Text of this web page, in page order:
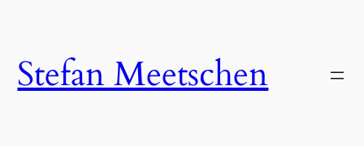
springen
Stefan Meetschen